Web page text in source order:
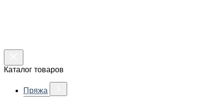
Каталог товаров
Пряжа